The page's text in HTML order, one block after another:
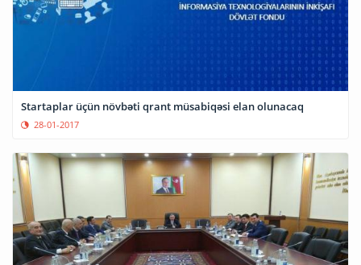
Startaplar üçün növbəti qrant müsabiqəsi elan olunacaq
28-01-2017